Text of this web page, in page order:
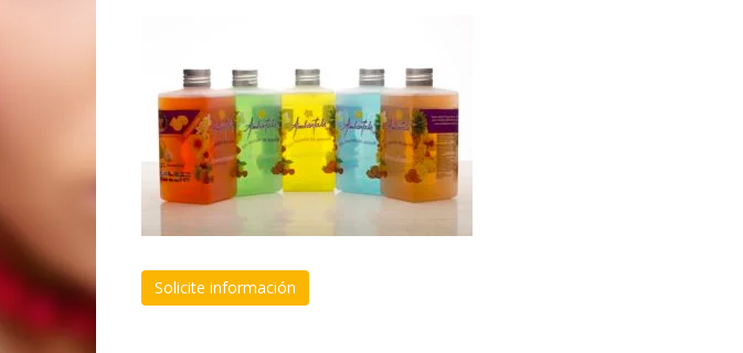
Solicite información